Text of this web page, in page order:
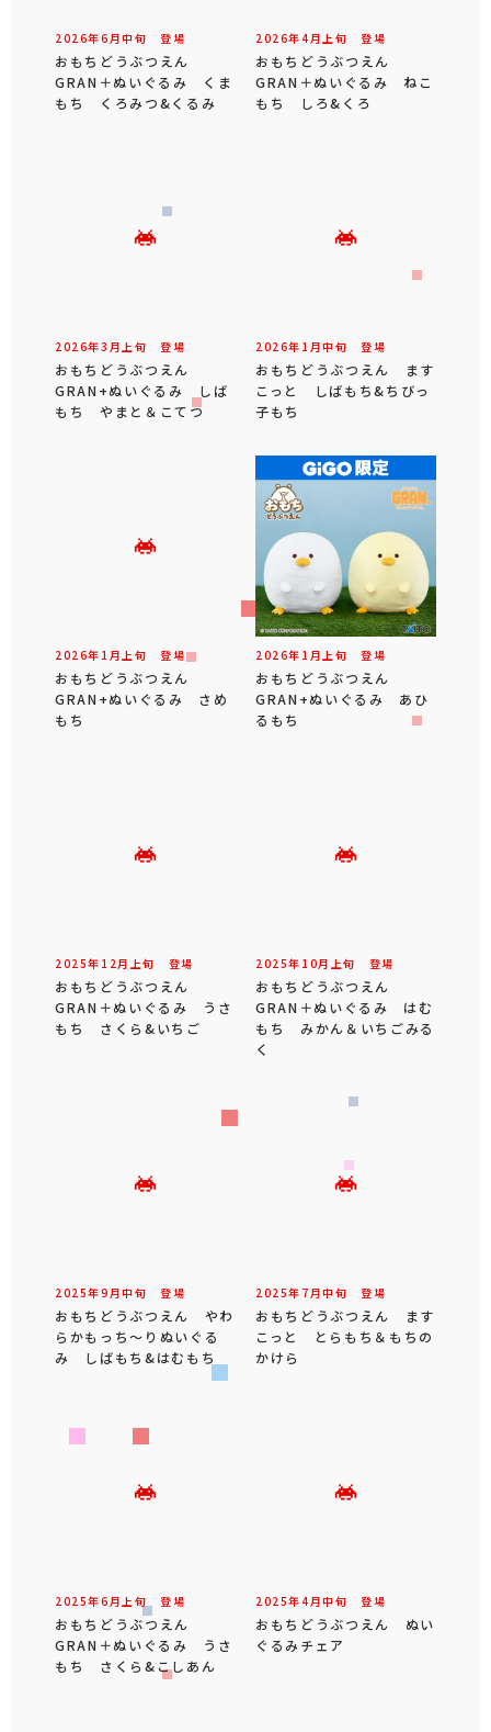
2026年6 月中旬 登場
おもちどうぶつえん
GRAN＋ぬいぐるみ くま
もち くろみつ&くるみ
2026年4 月 上旬 登場
おもちどうぶつえん
GRAN＋ぬいぐるみ ねこ
もち しろ&くろ
2026年3 月 上旬 登場
おもちどうぶつえん
GRAN+ぬいぐるみ しば
もち やまと＆こてつ
2026年 1 月中旬 登場
おもちどうぶつえん ます
こっと しばもち&ちびっ
子もち
2026年 1 月 上旬 登場
おもちどうぶつえん
GRAN+ぬいぐるみ さめ
もち
2026年 1 月 上旬 登場
おもちどうぶつえん
GRAN+ぬいぐるみ あひ
るもち
2025年 12 月 上旬 登場
おもちどうぶつえん
GRAN＋ぬいぐるみ うさ
もち さくら&いちご
2025年 10月 上旬 登場
おもちどうぶつえん
GRAN＋ぬいぐるみ はむ
もち みかん＆いちごみる
く
2025年9 月中旬 登場
おもちどうぶつえん やわ
らかもっち～りぬいぐる
み しばもち&はむもち
2025年 7 月中旬 登場
おもちどうぶつえん ます
こっと とらもち＆もちの
かけら
2025年6 月 上旬 登場
おもちどうぶつえん
GRAN＋ぬいぐるみ うさ
もち さくら&こしあん
2025年4 月中旬 登場
おもちどうぶつえん ぬい
ぐるみチェア